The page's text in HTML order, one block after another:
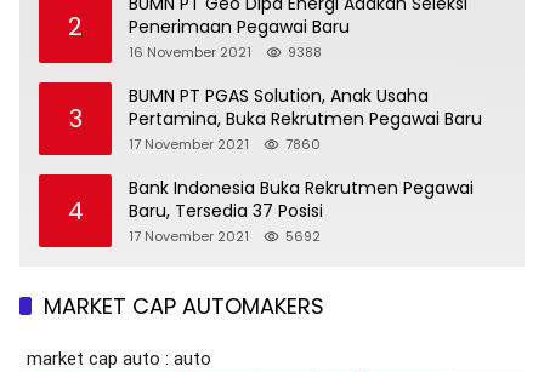
2
Penerimaan Pegawai Baru
16 November 2021 9388
3
BUMN PT PGAS Solution, Anak Usaha
Pertamina, Buka Rekrutmen Pegawai Baru
17 November 2021 7860
4
Bank Indonesia Buka Rekrutmen Pegawai
Baru, Tersedia 37 Posisi
17 November 2021 5692
MARKET CAP AUTOMAKERS